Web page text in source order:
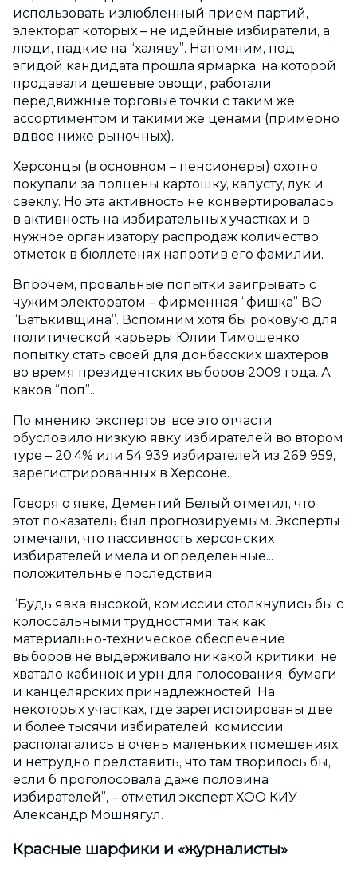
использовать излюбленный прием партий,
электорат которых – не идейные избиратели, а
люди, падкие на “халяву”. Напомним, под
эгидой кандидата прошла ярмарка, на которой
продавали дешевые овощи, работали
передвижные торговые точки с таким же
ассортиментом и такими же ценами (примерно
вдвое ниже рыночных).
Херсонцы (в основном – пенсионеры) охотно
покупали за полцены картошку, капусту, лук и
свеклу. Но эта активность не конвертировалась
в активность на избирательных участках и в
нужное организатору распродаж количество
отметок в бюллетенях напротив его фамилии.
Впрочем, провальные попытки заигрывать с
чужим электоратом – фирменная “фишка” ВО
“Батькивщина”. Вспомним хотя бы роковую для
политической карьеры Юлии Тимошенко
попытку стать своей для донбасских шахтеров
во время президентских выборов 2009 года. А
каков “поп”...
По мнению, экспертов, все это отчасти
обусловило низкую явку избирателей во втором
туре – 20,4% или 54 939 избирателей из 269 959,
зарегистрированных в Херсоне.
Говоря о явке, Дементий Белый отметил, что
этот показатель был прогнозируемым. Эксперты
отмечали, что пассивность херсонских
избирателей имела и определенные...
положительные последствия.
“Будь явка высокой, комиссии столкнулись бы с
колоссальными трудностями, так как
материально-техническое обеспечение
выборов не выдерживало никакой критики: не
хватало кабинок и урн для голосования, бумаги
и канцелярских принадлежностей. На
некоторых участках, где зарегистрированы две
и более тысячи избирателей, комиссии
располагались в очень маленьких помещениях,
и нетрудно представить, что там творилось бы,
если б проголосовала даже половина
избирателей”, – отметил эксперт ХОО КИУ
Александр Мошнягул.
Красные шарфики и «журналисты»